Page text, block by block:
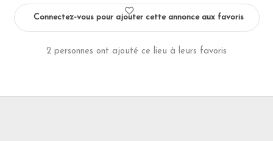
Connectez-vous pour ajouter cette annonce aux favoris
2 personnes ont ajouté ce lieu à leurs favoris